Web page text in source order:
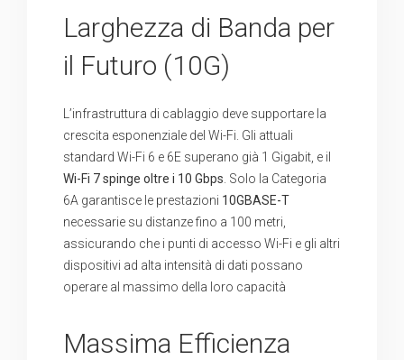
Larghezza di Banda per
il Futuro (10G)
L’infrastruttura di cablaggio deve supportare la
crescita esponenziale del Wi-Fi. Gli attuali
standard Wi-Fi 6 e 6E superano già 1 Gigabit, e il
Wi-Fi 7 spinge oltre i 10 Gbps . Solo la Categoria
6A garantisce le prestazioni 10GBASE-T
necessarie su distanze fino a 100 metri,
assicurando che i punti di accesso Wi-Fi e gli altri
dispositivi ad alta intensità di dati possano
operare al massimo della loro capacità
Massima Efficienza